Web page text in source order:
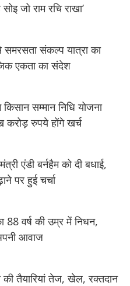
जो राम रचि राखा’
समरसता संकल्प यात्रा का
एकता का संदेश
सम्मान निधि योजना
करोड़ रुपये होंगे खर्च
एंडी बर्नहैम को दी बधाई,
पर हुई चर्चा
88 वर्ष की उम्र में निधन,
आवाज
तैयारियां तेज, खेल, रक्तदान